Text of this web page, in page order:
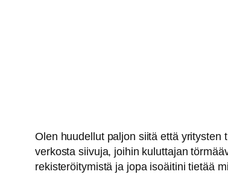
Olen huudellut paljon siitä että yritysten
verkosta siivuja, joihin kuluttajan
rekisteröitymistä ja jopa isoäitini tietää